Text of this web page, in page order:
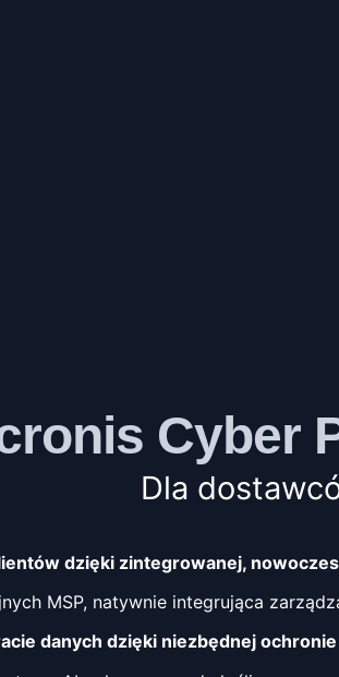
Cyber
Dla
dzięki zintegrowanej,
MSP, natywnie integrująca
danych dzięki niezbędnej